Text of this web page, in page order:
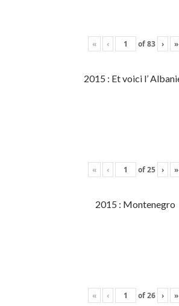
« ‹ of83 › »
2015 : Et voici l’
« ‹ of25 › »
2015 : Montenegro
« ‹ of26 › »